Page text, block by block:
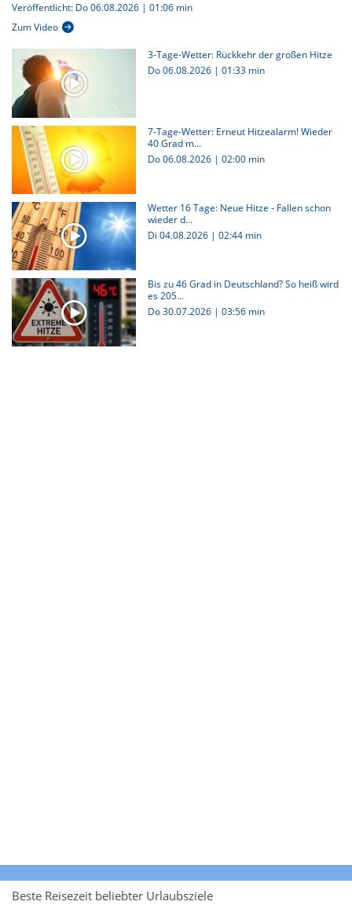
Veröffentlicht: Do 06.08.2026 | 01:06 min
Zum Video
3-Tage-Wetter: Rückkehr der großen Hitze
Do 06.08.2026 | 01:33 min
7-Tage-Wetter: Erneut Hitzealarm! Wieder
40 Grad m...
Do 06.08.2026 | 02:00 min
Wetter 16 Tage: Neue Hitze - Fallen schon
wieder d...
Di 04.08.2026 | 02:44 min
Bis zu 46 Grad in Deutschland? So heiß wird
es 205...
Do 30.07.2026 | 03:56 min
Beste Reisezeit beliebter Urlaubsziele